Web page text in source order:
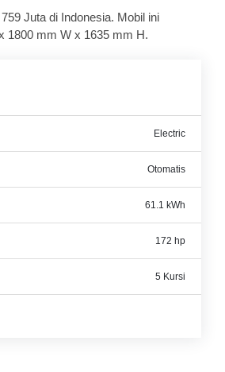
Juta di Indonesia. Mobil ini
1800 mm W x 1635 mm H.
Electric
Otomatis
61.1 kWh
172 hp
5 Kursi